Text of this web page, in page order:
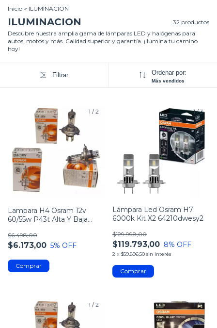
Inicio > ILUMINACION
ILUMINACION
32 productos
Descubre nuestra amplia gama de lámparas LED y halógenas para
autos, motos y más. Calidad superior y garantía. ¡Ilumina tu camino
hoy!
Filtrar Ordenar por:
Más vendidos
1 /2
Lampara H4 Osram 12v
60/55w P43t Alta Y Baja
$6.173,00
$6.498,00
5% OFF
1/3
Lámpara Led Osram H7
6000k Kit X2 64210dwesy2
$119.793,00
$129.998,00
8% OFF
2 x $59.896,50 sin interés
1 /2 1/3